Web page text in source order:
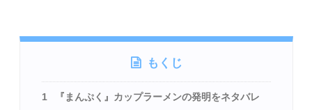
もくじ
1 『まんぷく』カップラーメンの発明をネタバレ